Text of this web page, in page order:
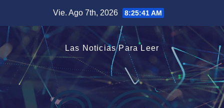
contenido
Vie. Ago 7th, 2026 8:25:41 AM
Las Noticias Para Leer